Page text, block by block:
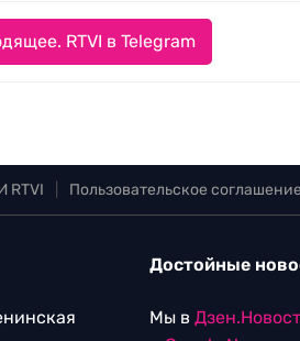
RTVI в Telegram
RTVI Пользовательское соглашение
Достойные
Мы в